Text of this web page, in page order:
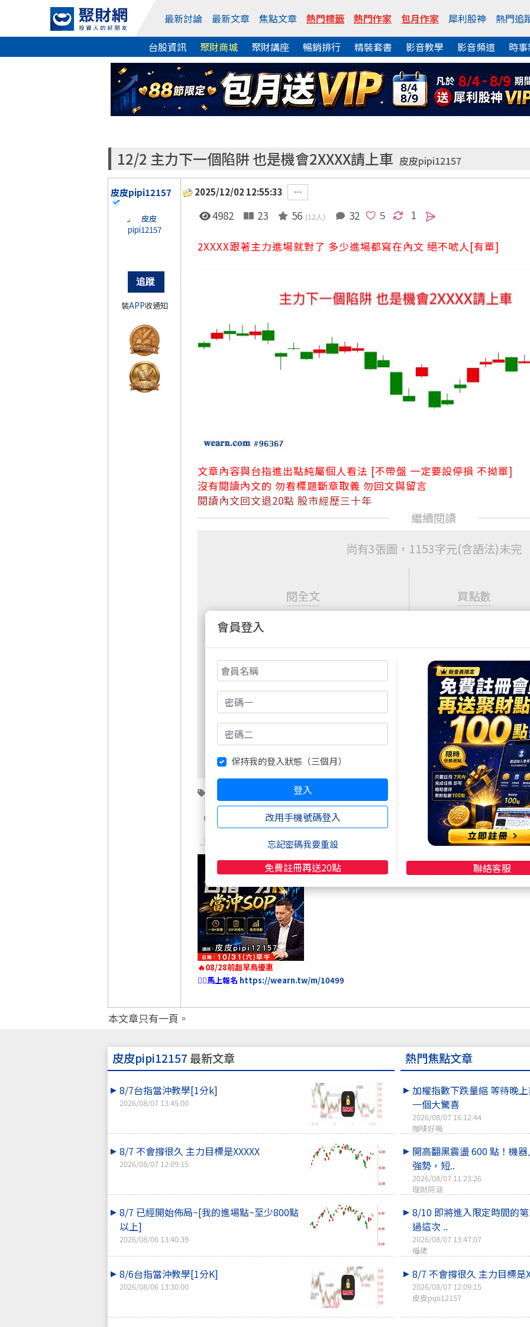
最新討論 最新文章 焦點文章 熱門標籤 熱門作家 包月作家 犀利股神
熱門追
台股資訊
聚財商城 聚財講座 暢銷排行 精裝套書 影音教學 影音頻道 時
12/2 主力下一個陷阱 也是機會2XXXX請上車 皮皮pipi12157
皮皮pipi12157
裝APP收通知
2025/12/02 12:55:33
4982 23 56 (12人) 32 1
2XXXX跟著主力進場就對了 多少進場都寫在內文 絕不唬人[有單]
文章內容與台指進出點純屬個人看法 [不帶盤 一定要設停損 不拗單]
沒有閱讀內文的 勿看標題斷章取義 勿回文與留言
閱讀內文回文退20點 股市經歷三十年
尚有3張圖，1153字元(含語法)未完
閱全文
非會員請先註冊再送聚財點數 20 點
週五盤後六日限定！點數加贈2%！
買點數
快速購點
( 刷卡、Line Pay、Apple
Pay、Google Pay )
🔥08/28前超早鳥優惠
👉🏻馬上報名 https://wearn.tw/m/10499
本文章只有一頁。
皮皮pipi12157最新文章
8/7台指當沖教學[1分k]
2026/08/07 13:45:00
8/7 不會撐很久 主力目標是XXXXX
2026/08/07 12:09:15
8/7 已經開始佈局~[我的進場點~至少800點
以上]
2026/08/06 13:40:39
8/6台指當沖教學[1分K]
2026/08/06 13:30:00
熱門焦點文章
加權指數下跌量縮 等待晚
一個大驚喜
2026/08/07 16:12:44
咖啡好喝
開高翻黑震盪 600 點！機
強勢，短..
2026/08/07 11:23:26
理財阿涵
8/10 即將進入限定時間的
過這次 ..
2026/08/07 13:47:07
福佬
8/7 不會撐很久 主力目標是
2026/08/07 12:09:15
皮皮pipi12157
會員登入
保持我的登入狀態（三個月）
登入
改用手機號碼登入
忘記密碼我要重設
免費註冊再送20點 聯絡客服